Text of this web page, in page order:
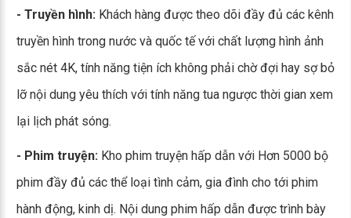
- Truyền hình: Khách hàng được theo dõi đầy đủ các kênh
truyền hình trong nước và quốc tế với chất lượng hình ảnh
sắc nét 4K, tính năng tiện ích không phải chờ đợi hay sợ bỏ
lỡ nội dung yêu thích với tính năng tua ngược thời gian xem
lại lịch phát sóng.
- Phim truyện: Kho phim truyện hấp dẫn với Hơn 5000 bộ
phim đầy đủ các thể loại tình cảm, gia đình cho tới phim
hành động, kinh dị. Nội dung phim hấp dẫn được trình bày